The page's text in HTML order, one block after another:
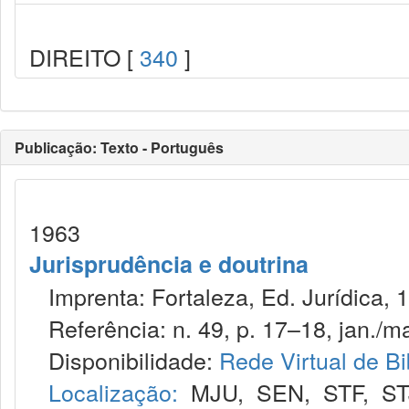
DIREITO [ 340 ]
Publicação: Texto - Português
1963
Jurisprudência e doutrina
Imprenta: Fortaleza, Ed. Jurídica,
Referência: n. 49, p. 17–18, jan./
Disponibilidade: Rede Virtual de
Localização: MJU, SEN, STF,